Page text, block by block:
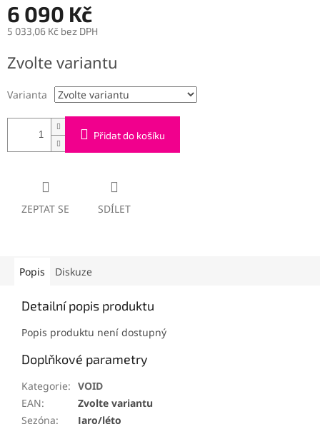
6 090 Kč
5 033,06 Kč bez DPH
cena:
Zvolte variantu
Varianta
Přidat do košíku
ZEPTAT SE SDÍLET
Popis Diskuze
Detailní popis produktu
Popis produktu není dostupný
Doplňkové parametry
Kategorie: VOID
EAN:
Zvolte variantu
Sezóna: Jaro/léto